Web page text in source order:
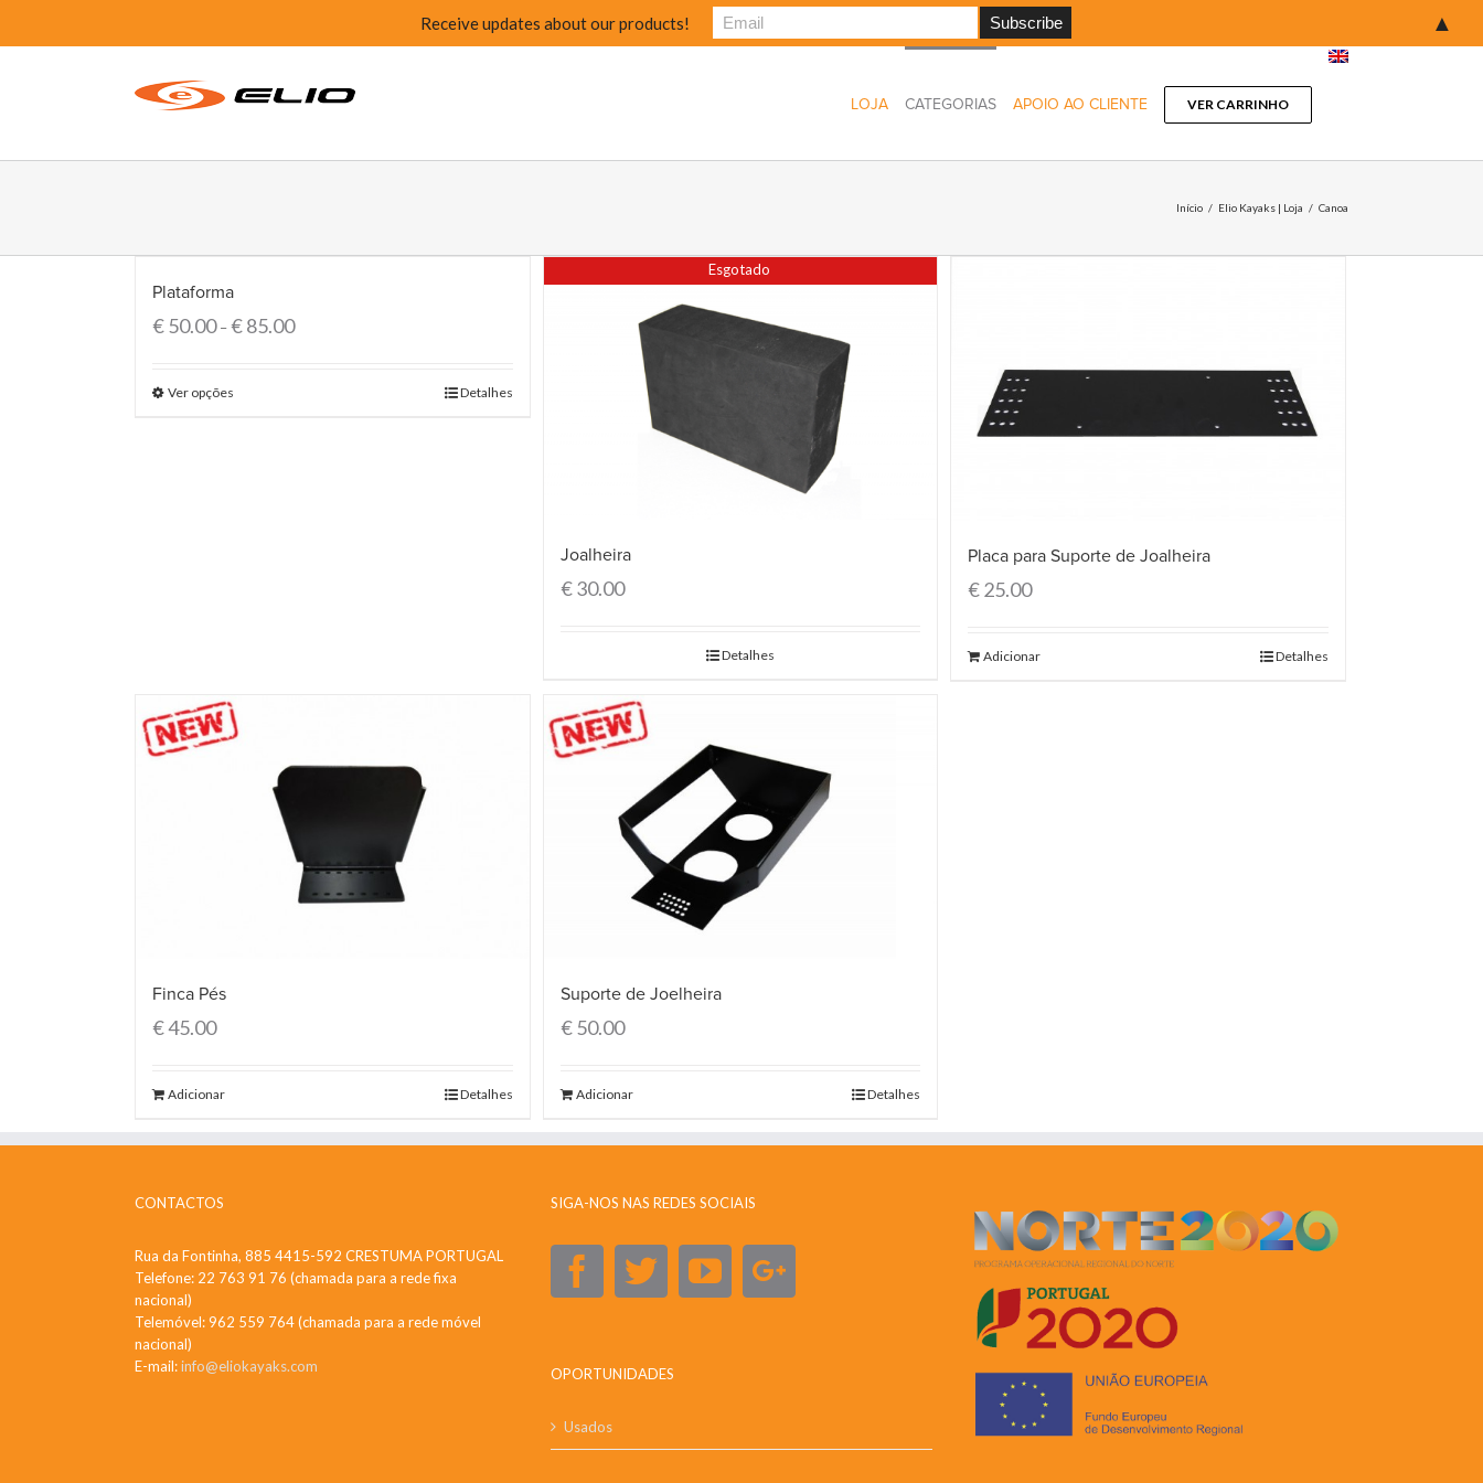
LOJA CATEGORIAS APOIO AO CLIENTE VER CARRINHO
Início / Elio Kayaks | Loja / Canoa
Plataforma
€50.00–€85.00
Ver opções Detalhes
Esgotado
Joalheira
€30.00
Detalhes
Placa para Suporte de Joalheira
€25.00
Adicionar Detalhes
Finca Pés
€45.00
Adicionar Detalhes
Suporte de Joelheira
€50.00
Adicionar Detalhes
CONTACTOS
Rua da Fontinha, 885 4415-592 CRESTUMA PORTUGAL
Telefone: 22 763 91 76 (chamada para a rede fixa
nacional)
Telemóvel: 962 559 764 (chamada para a rede móvel
nacional)
E-mail:info@eliokayaks.com
SIGA-NOS NAS REDES SOCIAIS
OPORTUNIDADES
Usados
Receive updates about our products! ▲